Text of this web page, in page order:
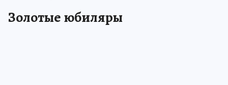
Золотые юбиляры